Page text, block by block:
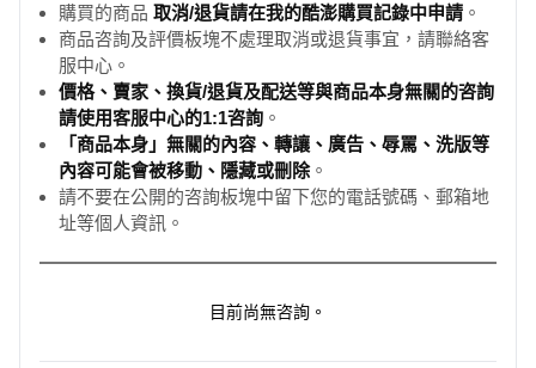
購買的商品 取消/退貨請在我的酷澎購買記錄中申請 。
商品咨詢及評價板塊不處理取消或退貨事宜，請聯絡客
服中心。
價格、賣家、換貨/退貨及配送等與商品本身無關的咨詢
請使用客服中心的1:1咨詢 。
「商品本身」無關的內容、轉讓、廣告、辱罵、洗版等
內容可能會被移動、隱藏或刪除。
請不要在公開的咨詢板塊中留下您的電話號碼、郵箱地
址等個人資訊。
目前尚無咨詢。